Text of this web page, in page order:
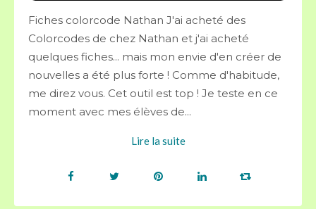
Fiches colorcode Nathan J'ai acheté des
Colorcodes de chez Nathan et j'ai acheté
quelques fiches... mais mon envie d'en créer de
nouvelles a été plus forte ! Comme d'habitude,
me direz vous. Cet outil est top ! Je teste en ce
moment avec mes élèves de...
Lire la suite